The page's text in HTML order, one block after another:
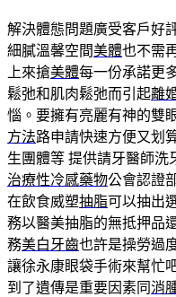
解決體態問題廣受客戶好
細膩溫馨空間美體也不需
上來搶美體每一份承諾更
鬆弛和肌肉鬆弛而引起離
惱。要擁有亮麗有神的雙
方法路申請快速方便又划
生團體等 提供請牙醫師洗
治療性冷感藥物公會認證
在飲食威塑抽脂可以抽出
務以醫美抽脂的無抵押品
務美白牙齒也許是操勞過
讓徐永康眼袋手術來幫忙
到了遺傳是重要因素同消